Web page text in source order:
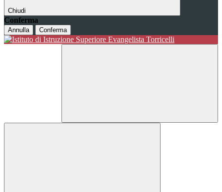
Chiudi
Conferma
Annulla Conferma